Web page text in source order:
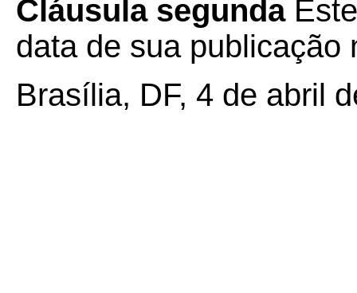
Cláusula segunda
data de sua publicação
Brasília, DF, 4 de abril